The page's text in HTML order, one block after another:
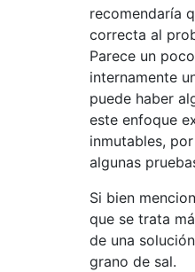
recomendaría
correcta al
Parece un
internamente
puede haber
este enfoque
inmutables,
algunas
Si bien
que se trata
de una
grano de sal.